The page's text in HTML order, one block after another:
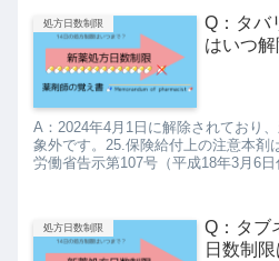
処方日数制限
Q：タバ
はいつ
A：2024年4月1日に解除されており
象外です。25.保険給付上の注意本剤
労働省告示第107号（平成18年3月6
処方日数制限
Q：タブ
日数制